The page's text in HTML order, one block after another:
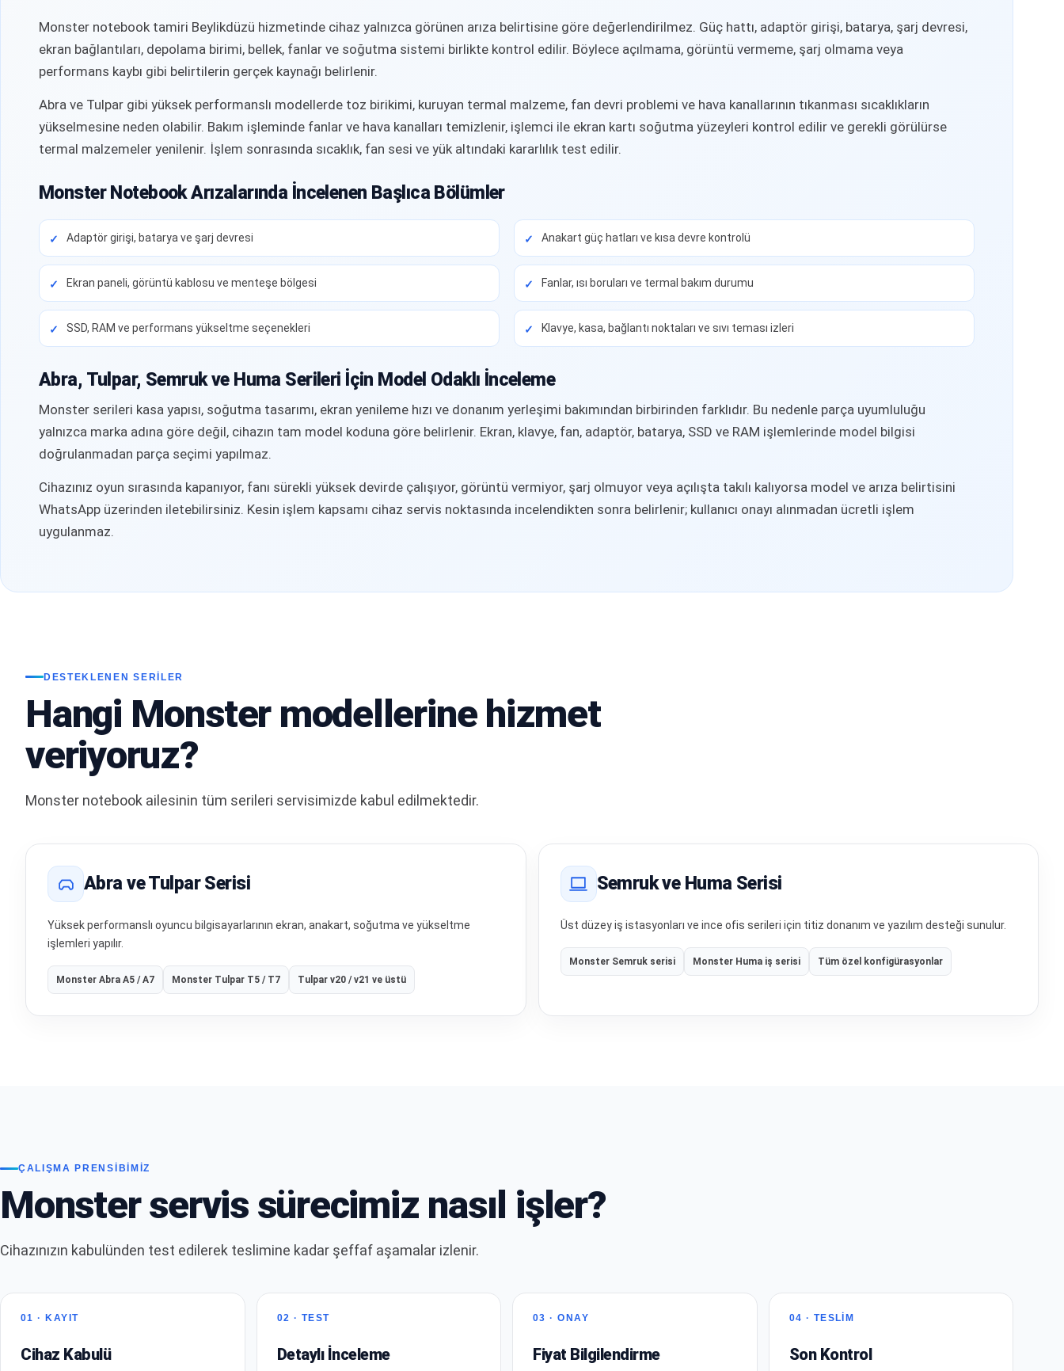
Monster notebook tamiri Beylikdüzü hizmetinde cihaz yalnızca görünen arıza belirtisine göre değerlendirilmez. Güç hattı, adaptör girişi, batarya, şarj devresi,
ekran bağlantıları, depolama birimi, bellek, fanlar ve soğutma sistemi birlikte kontrol edilir. Böylece açılmama, görüntü vermeme, şarj olmama veya
performans kaybı gibi belirtilerin gerçek kaynağı belirlenir.
Abra ve Tulpar gibi yüksek performanslı modellerde toz birikimi, kuruyan termal malzeme, fan devri problemi ve hava kanallarının tıkanması sıcaklıkların
yükselmesine neden olabilir. Bakım işleminde fanlar ve hava kanalları temizlenir, işlemci ile ekran kartı soğutma yüzeyleri kontrol edilir ve gerekli görülürse
termal malzemeler yenilenir. İşlem sonrasında sıcaklık, fan sesi ve yük altındaki kararlılık test edilir.
Monster Notebook Arızalarında İncelenen Başlıca Bölümler
Adaptör girişi, batarya ve şarj devresi Anakart güç hatları ve kısa devre kontrolü
Ekran paneli, görüntü kablosu ve menteşe bölgesi Fanlar, ısı boruları ve termal bakım durumu
SSD, RAM ve performans yükseltme seçenekleri Klavye, kasa, bağlantı noktaları ve sıvı teması izleri
Abra, Tulpar, Semruk ve Huma Serileri İçin Model Odaklı İnceleme
Monster serileri kasa yapısı, soğutma tasarımı, ekran yenileme hızı ve donanım yerleşimi bakımından birbirinden farklıdır. Bu nedenle parça uyumluluğu
yalnızca marka adına göre değil, cihazın tam model koduna göre belirlenir. Ekran, klavye, fan, adaptör, batarya, SSD ve RAM işlemlerinde model bilgisi
doğrulanmadan parça seçimi yapılmaz.
Cihazınız oyun sırasında kapanıyor, fanı sürekli yüksek devirde çalışıyor, görüntü vermiyor, şarj olmuyor veya açılışta takılı kalıyorsa model ve arıza belirtisini
WhatsApp üzerinden iletebilirsiniz. Kesin işlem kapsamı cihaz servis noktasında incelendikten sonra belirlenir; kullanıcı onayı alınmadan ücretli işlem
uygulanmaz.
DESTEKLENEN SERILER
Hangi Monster modellerine hizmet
veriyoruz?
Monster notebook ailesinin tüm serileri servisimizde kabul edilmektedir.
Abra ve Tulpar Serisi
Yüksek performanslı oyuncu bilgisayarlarının ekran, anakart, soğutma ve yükseltme
işlemleri yapılır.
Monster Abra A5 / A7 Monster Tulpar T5 / T7 Tulpar v20 / v21 ve üstü
Semruk ve Huma Serisi
Üst düzey iş istasyonları ve ince ofis serileri için titiz donanım ve yazılım desteği sunulur.
Monster Semruk serisi Monster Huma iş serisi Tüm özel konfigürasyonlar
ÇALIŞMA PRENSIBIMIZ
Monster servis sürecimiz nasıl işler?
Cihazınızın kabulünden test edilerek teslimine kadar şeffaf aşamalar izlenir.
01 · KAYIT
Cihaz Kabulü
02 · TEST
Detaylı İnceleme
03 · ONAY
Fiyat Bilgilendirme
04 · TESLİM
Son Kontrol